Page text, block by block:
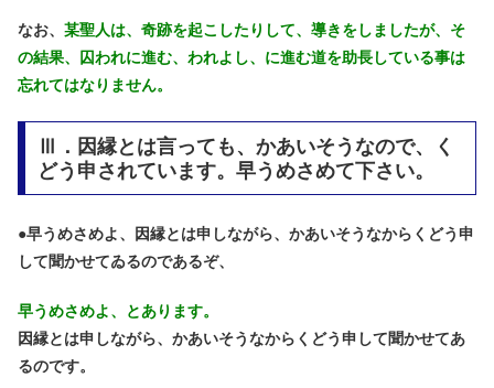
なお、 某聖人は、奇跡を起こしたりして、導きをしましたが、そ
の結果、囚われに進む、われよし、に進む道を助長している事は
忘れてはなりません。
Ⅲ．因縁とは言っても、かあいそうなので、く
どう申されています。早うめさめて下さい。
●早うめさめよ、因縁とは申しながら、かあいそうなからくどう申
して聞かせてゐるのであるぞ、
早うめさめよ、とあります。
因縁とは申しながら、かあいそうなからくどう申して聞かせてあ
るのです。